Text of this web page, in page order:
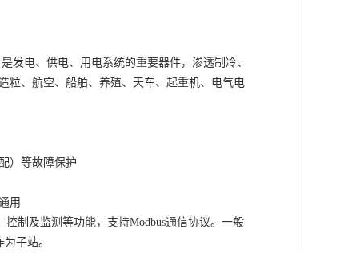
是发电、供电、用电系统的重要器件，渗透制冷、
粒、航空、船舶、养殖、天车、起重机、电气电
）等故障保护
用
制及监测等功能，支持Modbus通信协议。一般
子站。